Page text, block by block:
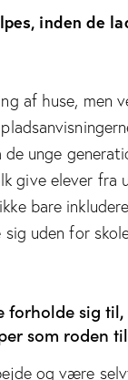
inden de
af huse, men
unge
give elever fra
bare
uden for
sig
som roden
og være